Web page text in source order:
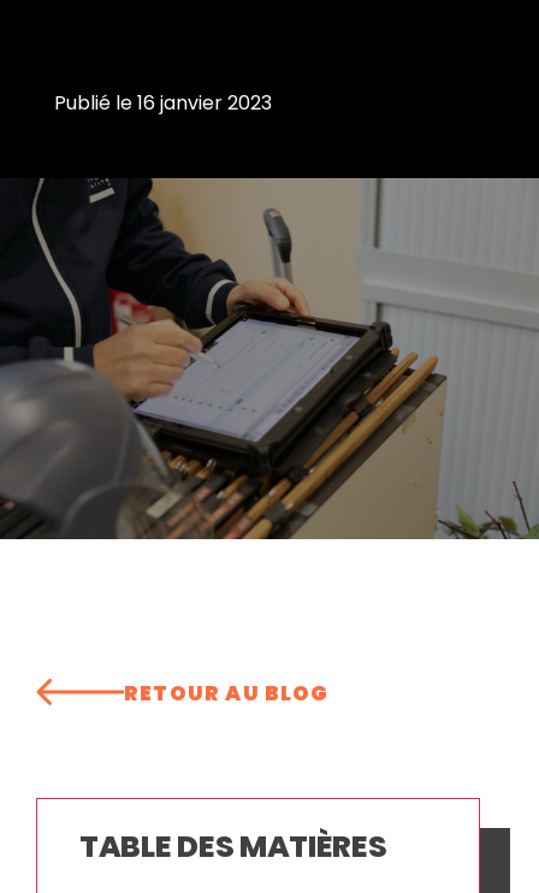
Publié le16 janvier 2023
RETOUR AU BLOG
TABLE DES MATIÈRES